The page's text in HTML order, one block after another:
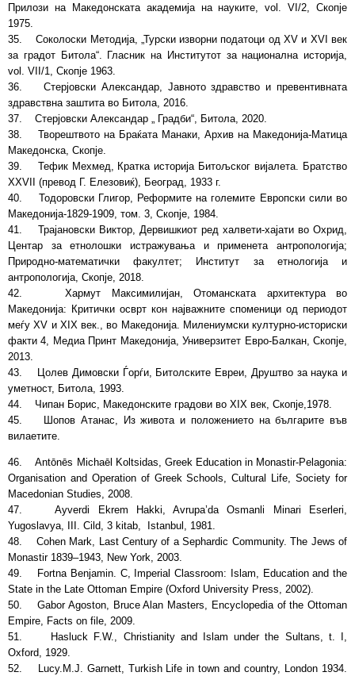
Прилози на Македонската академија на науките, vol. VI/2, Скопје
1975.
35. Соколоски Методија, „Турски изворни податоци од XV и XVI век
за градот Битола“. Гласник на Институтот за национална историја,
vol. VII/1, Скопје 1963.
36. Стерјовски Александар, Јавното здравство и превентивната
здравствна заштита во Битола, 2016.
37. Стерјовски Александар „ Градби“, Битола, 2020.
38. Творештвото на Браќата Манаки, Архив на Македонија-Матица
Македонска, Скопје.
39. Тефик Мехмед, Кратка историја Битољског вијалета. Братство
XXVII (превод Г. Елезовиќ), Београд, 1933 г.
40. Тодоровски Глигор, Реформите на големите Европски сили во
Македонија-1829-1909, том. 3, Скопје, 1984.
41. Трајановски Виктор, Дервишкиот ред халвети-хајати во Охрид,
Центар за етнолошки истражувања и применета антропологија;
Природно-математички факултет; Институт за етнологија и
антропологија, Скопје, 2018.
42. Хармут Максимилијан, Отоманската архитектура во
Македонија: Критички осврт кон најважните споменици од периодот
меѓу XV и XIX век., во Македонија. Милениумски културно-историски
факти 4, Медиа Принт Македонија, Универзитет Евро-Балкан, Скопје,
2013.
43. Цолев Димовски Ѓорѓи, Битолските Евреи, Друштво за наука и
уметност, Битола, 1993.
44. Чипан Борис, Македонските градови во XIX век, Скопје,1978.
45. Шопов Атанас, Из живота и положението на българите във
вилаетите.
46. Antōnēs Michaēl Koltsidas, Greek Education in Monastir-Pelagonia:
Organisation and Operation of Greek Schools, Cultural Life, Society for
Macedonian Studies, 2008.
47. Ayverdi Ekrem Hakki, Avrupa’da Osmanli Minari Eserleri,
Yugoslavya, III. Cild, 3 kitab, Istanbul, 1981.
48. Cohen Mark, Last Century of a Sephardic Community. The Jews of
Monastir 1839–1943, New York, 2003.
49. Fortna Benjamin. C, Imperial Classroom: Islam, Education and the
State in the Late Ottoman Empire (Oxford University Press, 2002).
50. Gabor Agoston, Bruce Alan Masters, Encyclopedia of the Ottoman
Empire, Facts on file, 2009.
51. Hasluck F.W., Christianity and Islam under the Sultans, t. I,
Oxford, 1929.
52. Lucy.M.J. Garnett, Turkish Life in town and country, London 1934.